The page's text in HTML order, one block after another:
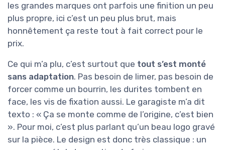
les grandes marques ont parfois une finition un peu
plus propre, ici c’est un peu plus brut, mais
honnêtement ça reste tout à fait correct pour le
prix.
Ce qui m’a plu, c’est surtout que tout s’est monté
sans adaptation. Pas besoin de limer, pas besoin de
forcer comme un bourrin, les durites tombent en
face, les vis de fixation aussi. Le garagiste m’a dit
texto : « Ça se monte comme de l’origine, c’est bien
». Pour moi, c’est plus parlant qu’un beau logo gravé
sur la pièce. Le design est donc très classique : un